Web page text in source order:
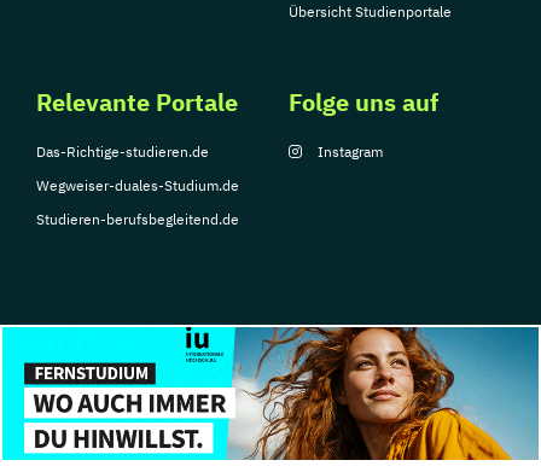
Übersicht Studienportale
Relevante Portale
Das-Richtige-studieren.de
Wegweiser-duales-Studium.de
Studieren-berufsbegleitend.de
Folge uns auf
Instagram
© Copyright 2026, TarGroup Media GmbH
Impressum
Datenschutzerklärung Nutzungsbedingungen